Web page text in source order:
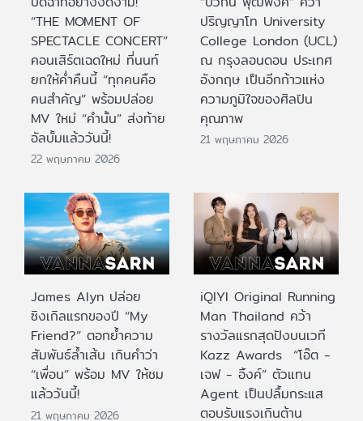
“THE MOMENT OF
SPECTACLE CONCERT”
คอนเสิร์ตเฉดใหม่ ที่นนท์
ยกให้ค่ำคืนนี้ “ทุกคนคือ
คนสำคัญ” พร้อมปล่อย
MV ใหม่ “คำนั้น” ส่งท้าย
อัลบั้มแล้ววันนี้!
22 พฤษภาคม 2026
ปริญญาโท University
College London (UCL)
ณ กรุงลอนดอน ประเทศ
อังกฤษ เป็นอีกก้าวแห่ง
ความภูมิใจของศิลปิน
คุณภาพ
21 พฤษภาคม 2026
James Alyn ปล่อย
ซิงเกิลแรกของปี “My
Friend?” ตอกย้ำความ
สัมพันธ์ล้ำเส้น เกินคำว่า
“เพื่อน” พร้อม MV ให้ชม
แล้ววันนี้!
21 พฤษภาคม 2026
iQIYI Original Running
Man Thailand คว้า
รางวัลแรกสุดปังบนเวที
Kazz Awards “โอ๊ต -
เจฟ - อิ้งค์” ตัวแทน
Agent เป็นปลื้มกระแส
ตอบรับแรงเกินต้าน